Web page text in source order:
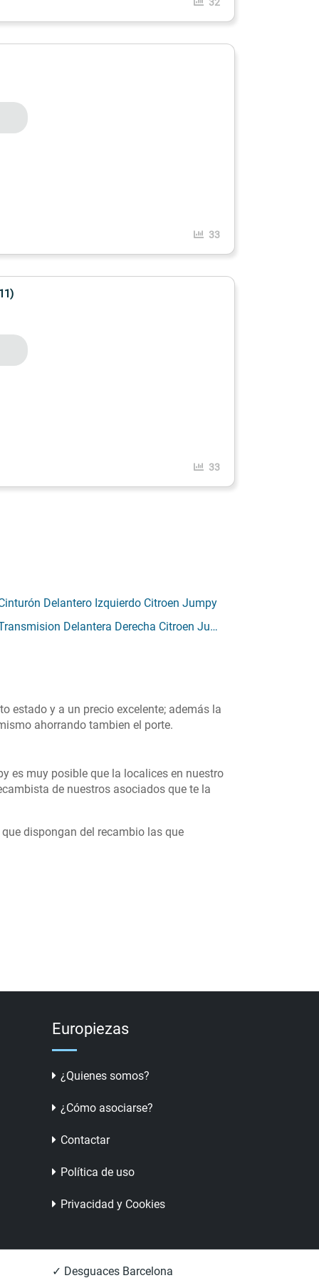
33
33
Delantero Izquierdo Citroen Jumpy
Delantera Derecha Citroen Jumpy
estado y a un precio excelente; además la
ahorrando tambien el porte.
es muy posible que la localices en nuestro
de nuestros asociados que te la
dispongan del recambio las que
Europiezas
¿Quienes somos?
¿Cómo asociarse?
Contactar
Política de uso
Privacidad y Cookies
✓ Desguaces Barcelona